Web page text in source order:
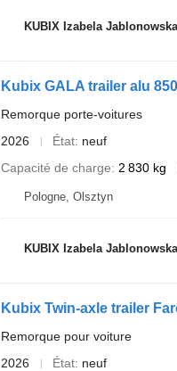
KUBIX Izabela Jablonowska
Kubix GALA trailer alu
Remorque porte-voitures
2026
État neuf
Capacité de charge
2 830 kg
Pologne, Olsztyn
KUBIX Izabela Jablonowska
Kubix Twin-axle trailer
Remorque pour voiture
2026
État neuf